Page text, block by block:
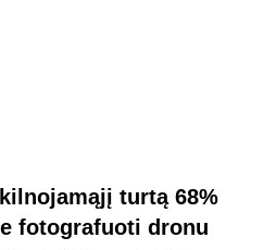
turtą 68%
fotografuoti dronu